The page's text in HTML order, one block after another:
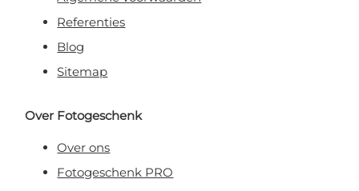
Referenties
Blog
Sitemap
Over Fotogeschenk
Over ons
Fotogeschenk PRO